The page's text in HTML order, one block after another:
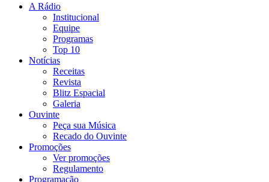
A Rádio
Institucional
Equipe
Programas
Top 10
Notícias
Receitas
Revista
Blitz Espacial
Galeria
Ouvinte
Peça sua Música
Recado do Ouvinte
Promoções
Ver promoções
Regulamento
Programação